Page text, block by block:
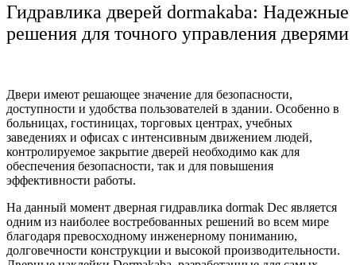
Гидравлика дверей dormakaba: Надежные
решения для точного управления дверями
Двери имеют решающее значение для безопасности,
доступности и удобства пользователей в здании. Особенно в
больницах, гостиницах, торговых центрах, учебных
заведениях и офисах с интенсивным движением людей,
контролируемое закрытие дверей необходимо как для
обеспечения безопасности, так и для повышения
эффективности работы.
На данный момент дверная гидравлика dormak Dec является
одним из наиболее востребованных решений во всем мире
благодаря превосходному инженерному пониманию,
долговечности конструкции и высокой производительности.